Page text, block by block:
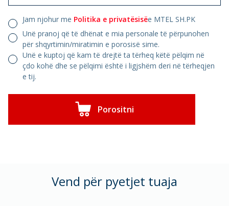
Jam njohur me Politika e privatësisëe MTEL SH.PK
Unë pranoj që të dhënat e mia personale të përpunohen
për shqyrtimin/miratimin e porosisë sime.
Unë e kuptoj që kam të drejtë ta tërheq këtë pëlqim në
çdo kohë dhe se pëlqimi është i ligjshëm deri në tërheqjen
e tij.
Porositni
Vend për pyetjet tuaja